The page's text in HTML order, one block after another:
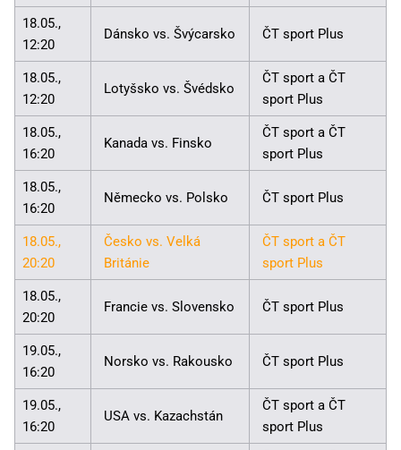
18.05.,
12:20
Dánsko vs. Švýcarsko ČT sport Plus
18.05.,
12:20
Lotyšsko vs. Švédsko
ČT sport a ČT
sport Plus
18.05.,
16:20
Kanada vs. Finsko
ČT sport a ČT
sport Plus
18.05.,
16:20
Německo vs. Polsko ČT sport Plus
18.05.,
20:20
Česko vs. Velká
Británie
ČT sport a ČT
sport Plus
18.05.,
20:20
Francie vs. Slovensko ČT sport Plus
19.05.,
16:20
Norsko vs. Rakousko ČT sport Plus
19.05.,
16:20
USA vs. Kazachstán
ČT sport a ČT
sport Plus